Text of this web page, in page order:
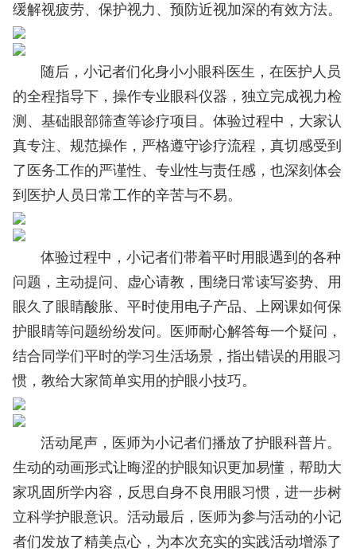
缓解视疲劳、保护视力、预防近视加深的有效方法。
随后，小记者们化身小小眼科医生，在医护人员
的全程指导下，操作专业眼科仪器，独立完成视力检
测、基础眼部筛查等诊疗项目。体验过程中，大家认
真专注、规范操作，严格遵守诊疗流程，真切感受到
了医务工作的严谨性、专业性与责任感，也深刻体会
到医护人员日常工作的辛苦与不易。
体验过程中，小记者们带着平时用眼遇到的各种
问题，主动提问、虚心请教，围绕日常读写姿势、用
眼久了眼睛酸胀、平时使用电子产品、上网课如何保
护眼睛等问题纷纷发问。医师耐心解答每一个疑问，
结合同学们平时的学习生活场景，指出错误的用眼习
惯，教给大家简单实用的护眼小技巧。
活动尾声，医师为小记者们播放了护眼科普片。
生动的动画形式让晦涩的护眼知识更加易懂，帮助大
家巩固所学内容，反思自身不良用眼习惯，进一步树
立科学护眼意识。活动最后，医师为参与活动的小记
者们发放了精美点心，为本次充实的实践活动增添了